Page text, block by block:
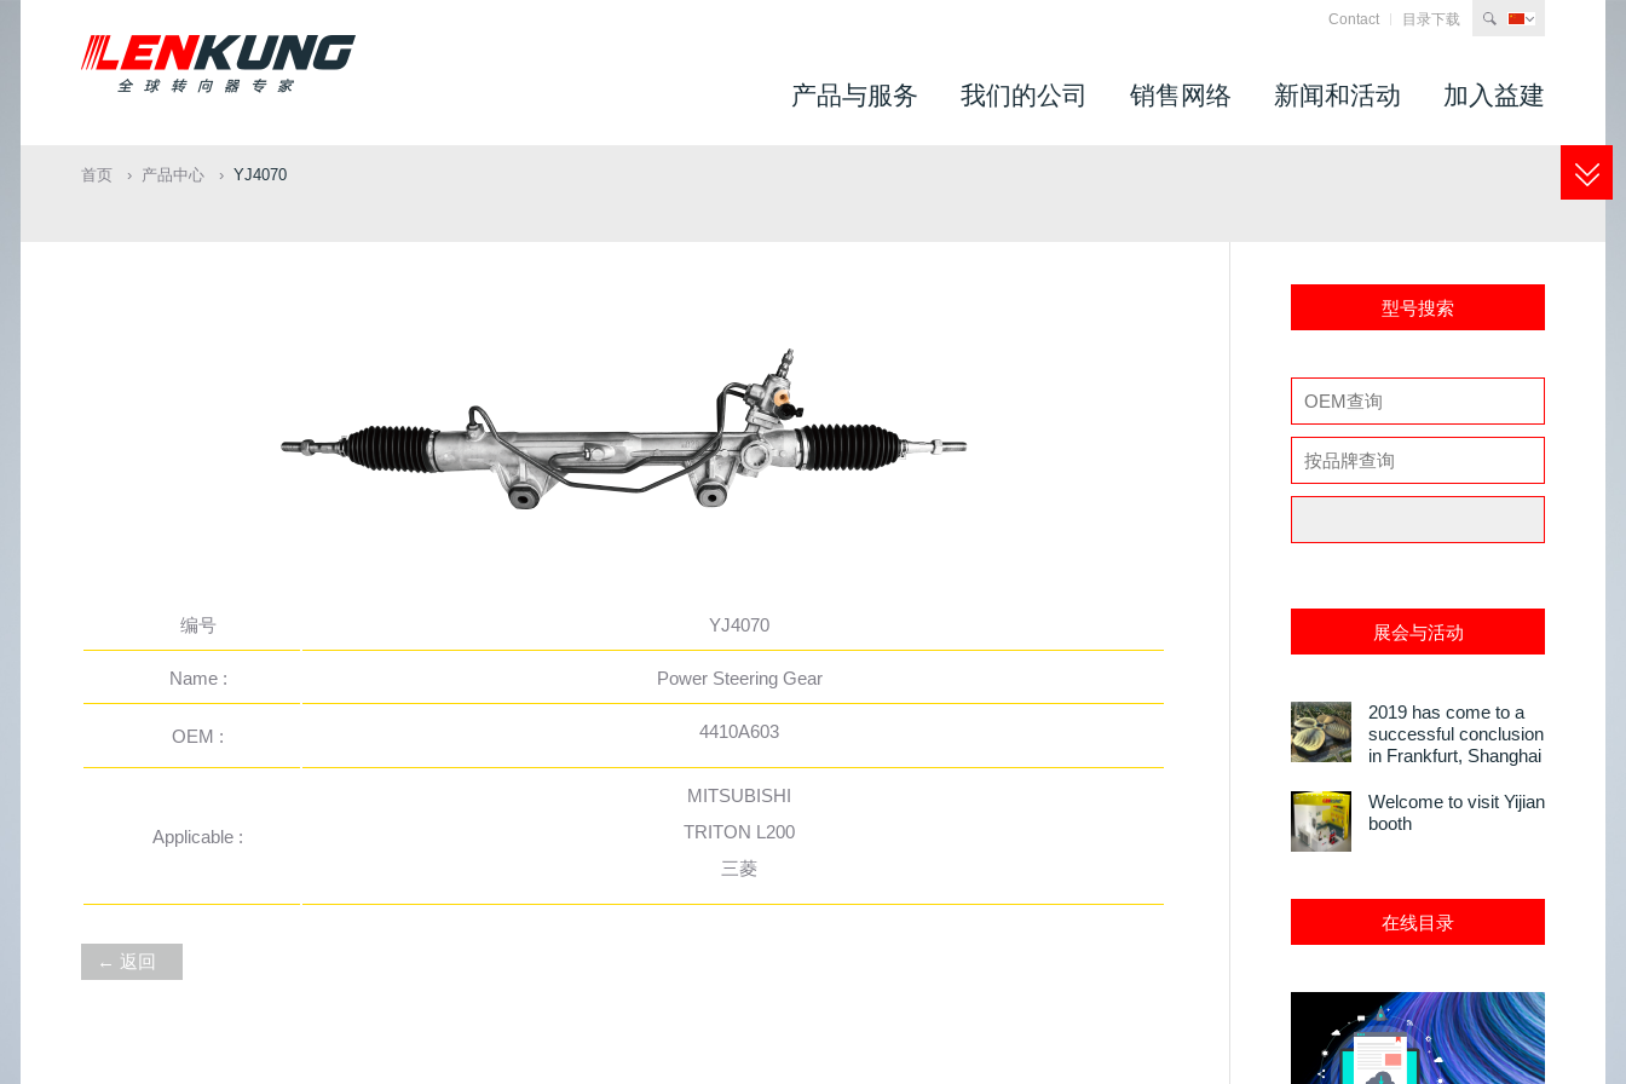
产品与服务 我们的公司 销售网络 新闻和活动 加入益建
Contact 目录下载
首页 产品中心 YJ4070
编号 YJ4070
Name : Power Steering Gear
OEM : 4410A603
Applicable :
MITSUBISHI
TRITON L200
三菱
← 返回
型号搜索
展会与活动
2019 has come to a
successful conclusion
in Frankfurt, Shanghai
Welcome to visit Yijian
booth
在线目录